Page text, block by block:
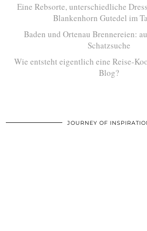
Eine Rebsorte, unterschiedliche
Blankenhorn Gutedel im
Baden und Ortenau Brennereien:
Schatzsuche
Wie entsteht eigentlich eine Reise-
Blog?
JOURNEY OF